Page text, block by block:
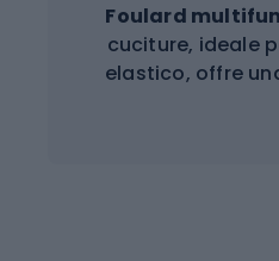
Foulard
cuciture, ideale
elastico, offre